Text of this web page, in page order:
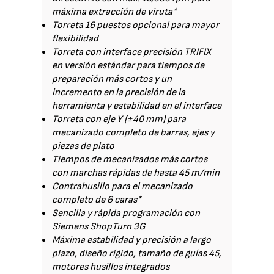
máxima extracción de viruta*
Torreta 16 puestos opcional para mayor
flexibilidad
Torreta con interface precisión TRIFIX
en versión estándar para tiempos de
preparación más cortos y un
incremento en la precisión de la
herramienta y estabilidad en el interface
Torreta con eje Y (±40 mm) para
mecanizado completo de barras, ejes y
piezas de plato
Tiempos de mecanizados más cortos
con marchas rápidas de hasta 45 m/min
Contrahusillo para el mecanizado
completo de 6 caras*
Sencilla y rápida programación con
Siemens ShopTurn 3G
Máxima estabilidad y precisión a largo
plazo, diseño rígido, tamaño de guías 45,
motores husillos integrados